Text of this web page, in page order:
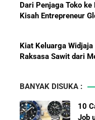
Kiat Keluarga Widjaja
5 Karakter yang
10 Hambatan Utama
Diselesaikan oleh AI
BANYAK DISUKA :
10
Job